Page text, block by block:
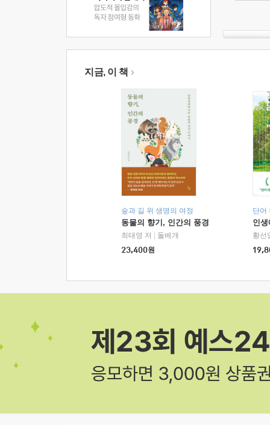
지금, 이 책
숲과 길 위 생명의 여정
동물의 향기, 인간의 풍경
최태영 저
돌베개
23,400원
단어
인
황선